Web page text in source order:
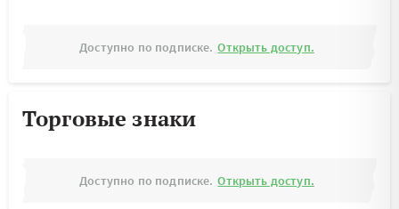
Доступно по подписке. Открыть доступ.
Торговые знаки
Доступно по подписке. Открыть доступ.